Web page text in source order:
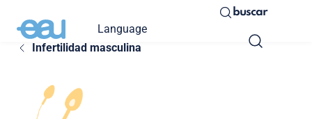
Language
buscar
Infertilidad masculina